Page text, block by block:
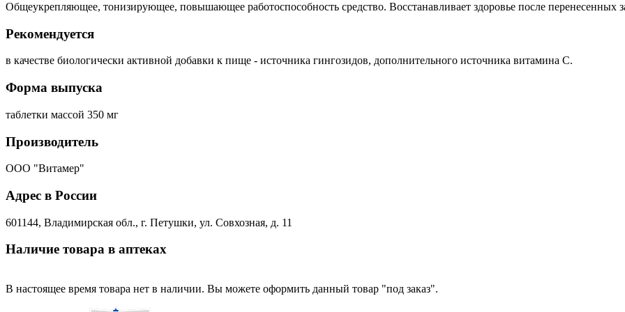
Общеукрепляющее, тонизирующее, повышающее работоспособность средство. Восстанавливает здоровье после перенесенных
Рекомендуется
в качестве биологически активной добавки к пище - источника гингозидов, дополнительного источника витамина С.
Форма выпуска
таблетки массой 350 мг
Производитель
ООО "Витамер"
Адрес в России
601144, Владимирская обл., г. Петушки, ул. Совхозная, д. 11
Наличие товара в аптеках
В настоящее время товара нет в наличии. Вы можете оформить данный товар "под заказ".